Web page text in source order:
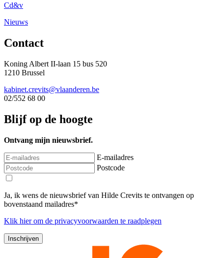
Cd&v
Nieuws
Contact
Koning Albert II-laan 15 bus 520
1210 Brussel
kabinet.crevits@vlaanderen.be
02/552 68 00
Blijf op de hoogte
Ontvang mijn nieuwsbrief.
E-mailadres
Postcode
Ja, ik wens de nieuwsbrief van Hilde Crevits te ontvangen op
bovenstaand mailadres*
Klik hierom de privacyvoorwaarden te raadplegen